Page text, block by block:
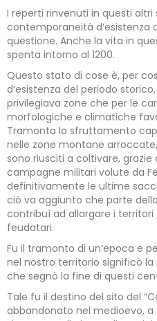
I reperti rinvenuti in questi
contemporaneità d’esistenza
questione. Anche la vita in
spenta intorno al 1200.
Questo stato di cose è, per
d’esistenza del periodo
privilegiava zone che per le
morfologiche e climatiche
Tramonta lo sfruttamento
nelle zone montane
sono riusciti a coltivare,
campagne militari volute da
definitivamente le ultime
ciò va aggiunto che parte
contribuì ad allargare i
feudatari.
Fu il tramonto di un’epoca e
nel nostro territorio significò
che segnò la fine di questi
Tale fu il destino del sito del
abbandonato nel medioevo,